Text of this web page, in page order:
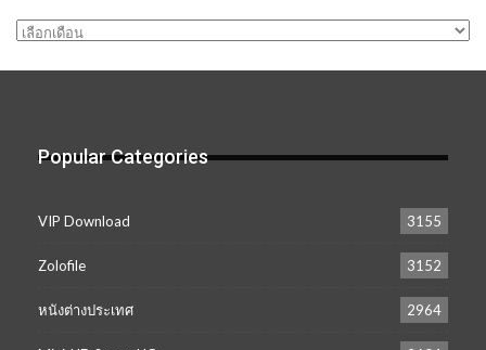
คลัง
Popular Categories
VIP Download 3155
Zolofile 3152
หนังต่างประเทศ 2964